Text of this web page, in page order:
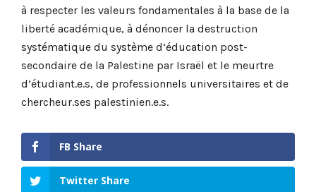
à respecter les valeurs fondamentales à la base de la
liberté académique, à dénoncer la destruction
systématique du système d’éducation post-
secondaire de la Palestine par Israël et le meurtre
d’étudiant.e.s, de professionnels universitaires et de
chercheur.ses palestinien.e.s.
FB Share
Twitter Share